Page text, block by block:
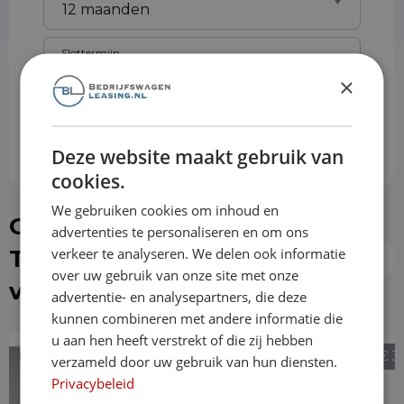
Slottermijn
€ 1074,63
Of kies direct een Ford
Transit Custom uit de
voorraad
€ 28.940 €
×
Deze website maakt gebruik van
cookies.
We gebruiken cookies om inhoud en
advertenties te personaliseren en om ons
verkeer te analyseren. We delen ook informatie
over uw gebruik van onze site met onze
advertentie- en analysepartners, die deze
kunnen combineren met andere informatie die
u aan hen heeft verstrekt of die zij hebben
verzameld door uw gebruik van hun diensten.
Privacybeleid